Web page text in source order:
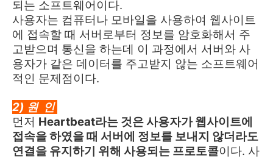
되는 소프트웨어이다.
사용자는 컴퓨터나 모바일을 사용하여 웹사이트
에 접속할 때 서버로부터 정보를 암호화해서 주
고받으며 통신을 하는데 이 과정에서 서버와 사
용자가 같은 데이터를 주고받지 않는 소프트웨어
적인 문제점이다.
2) 원 인
먼저 Heartbeat라는 것은 사용자가 웹사이트에
접속을 하였을 때 서버에 정보를 보내지 않더라도
연결을 유지하기 위해 사용되는 프로토콜이다. 사